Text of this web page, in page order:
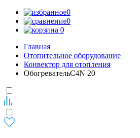
0
0
0
Главная
Отопительное оборудование
Конвектор для отопления
ОбогревательC4N 20